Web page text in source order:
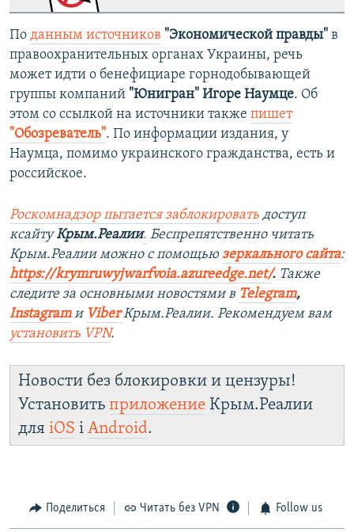
По данным источников "Экономической правды" в
правоохранительных органах Украины, речь
может идти о бенефициаре горнодобывающей
группы компаний "Юнигран" Игоре Наумце. Об
этом со ссылкой на источники также пишет
"Обозреватель". По информации издания, у
Наумца, помимо украинского гражданства, есть и
российское.
Роскомнадзор пытается заблокировать доступ
ксайтуКрым.Реалии. Беспрепятственно читать
Крым.Реалии можно с помощью зеркального сайта:
https://krymruwyjwarfvoia.azureedge.net/. Также
следите за основными новостями в Telegram,
Instagram и ViberКрым.Реалии. Рекомендуем вам
установить VPN.
Новости без блокировки и цензуры!
Установить приложение Крым.Реалии
для iOS і Android.
Поделиться Читать без VPN Follow us